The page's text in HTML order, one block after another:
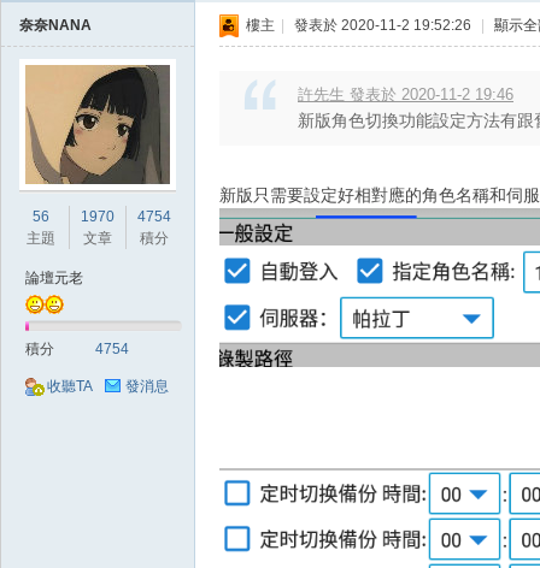
奈奈NANA
56
主題
1970
文章
4754
積分
論壇元老
積分 4754
收聽TA 發消息
樓主 發表於 2020-11-2 19:52:26 顯示
許先生 發表於 2020-11-2 19:46
新版角色切換功能設定方法有
新版只需要設定好相對應的角色名稱和伺